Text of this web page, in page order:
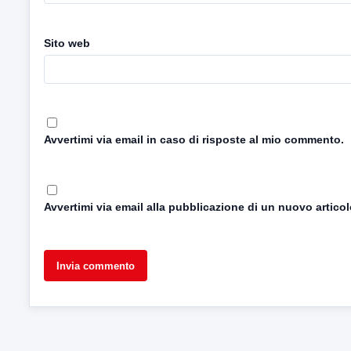
Sito web
Avvertimi via email in caso di risposte al mio commento.
Avvertimi via email alla pubblicazione di un nuovo